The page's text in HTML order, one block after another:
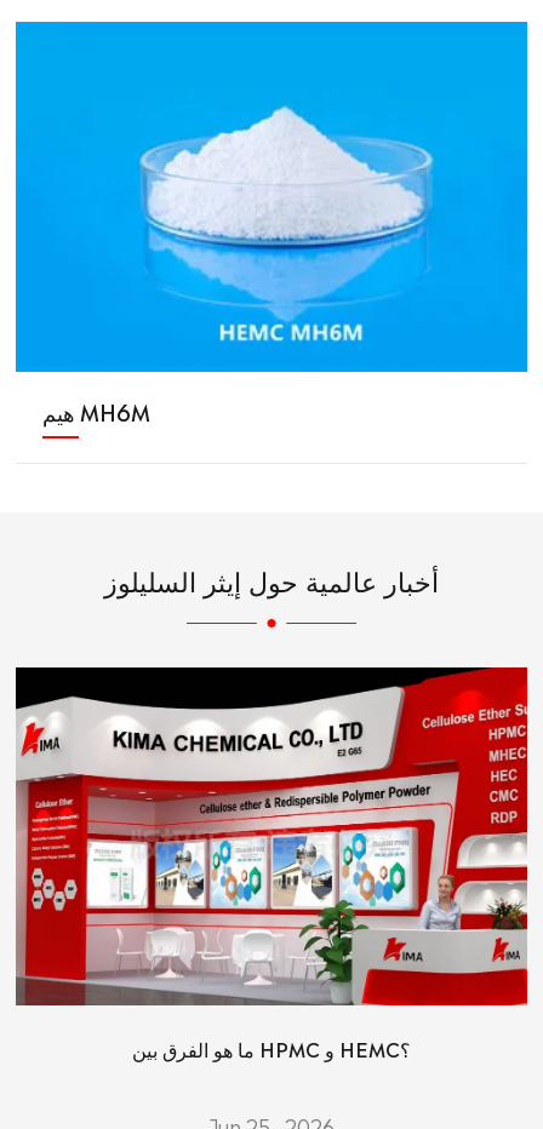
هيم MH6M
أخبار عالمية حول إيثر السليلوز
ما هو الفرق بين HPMC و HEMC؟